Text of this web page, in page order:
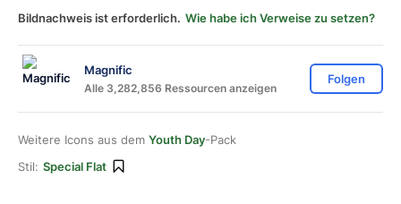
Bildnachweis ist erforderlich. Wie habe ich Verweise zu setzen?
Magnific
Alle 3,282,856 Ressourcen anzeigen
Folgen
Weitere Icons aus dem Youth Day-Pack
Stil: Special Flat